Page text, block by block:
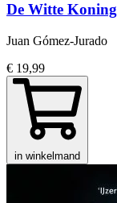
De Witte Koning
Juan Gómez-Jurado
€ 19,99
in winkelmand